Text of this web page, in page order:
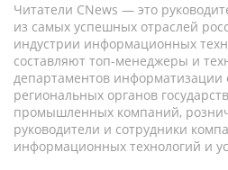
Читатели CNews — это
из самых успешных отраслей
индустрии информационных
составляют топ-менеджеры и
департаментов информатизации
региональных органов
промышленных компаний,
руководители и сотрудники
информационных технологий и